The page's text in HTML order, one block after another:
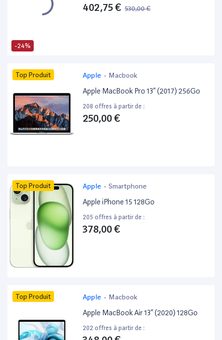
-24%
402,75 € 530,00 €
Top Produit Apple - Macbook
Apple MacBook Pro 13” (2017) 256Go
208 offres à partir de :
250,00 €
Top Produit Apple - Smartphone
Apple iPhone 15 128Go
205 offres à partir de :
378,00 €
Top Produit Apple - Macbook
Apple MacBook Air 13” (2020) 128Go
202 offres à partir de :